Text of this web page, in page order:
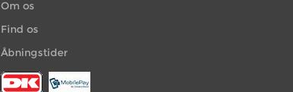
Om os
Find os
Åbningstider